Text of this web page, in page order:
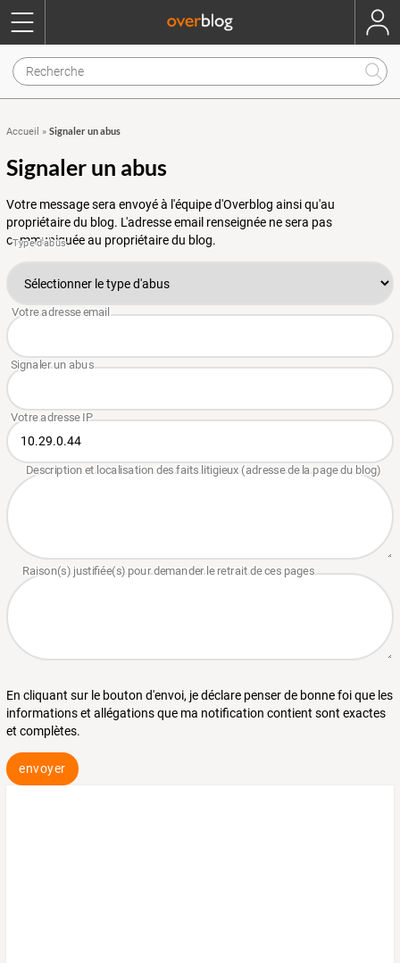
Accueil » Signaler un abus
Signaler un abus
Votre message sera envoyé à l'équipe d'Overblog ainsi qu'au
propriétaire du blog. L'adresse email renseignée ne sera pas
communiquée au propriétaire du blog.
En cliquant sur le bouton d'envoi, je déclare penser de bonne foi que les
informations et allégations que ma notification contient sont exactes
et complètes.
envoyer